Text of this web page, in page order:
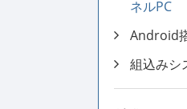
ネルPC
Android
組込みシ